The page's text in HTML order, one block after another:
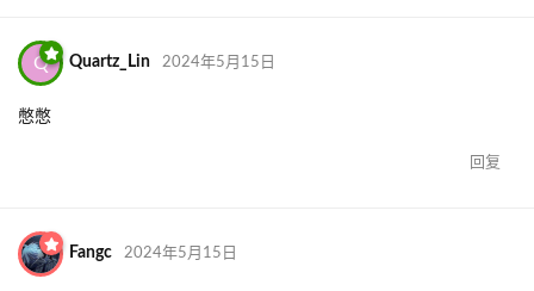
Q Quartz_Lin 2024年5月15日
憋憋
回复
Fangc 2024年5月15日